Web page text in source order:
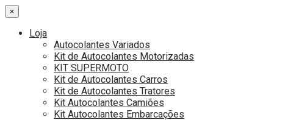
×
Loja
Autocolantes Variados
Kit de Autocolantes Motorizadas
KIT SUPERMOTO
Kit de Autocolantes Carros
Kit de Autocolantes Tratores
Kit Autocolantes Camiões
Kit Autocolantes Embarcações